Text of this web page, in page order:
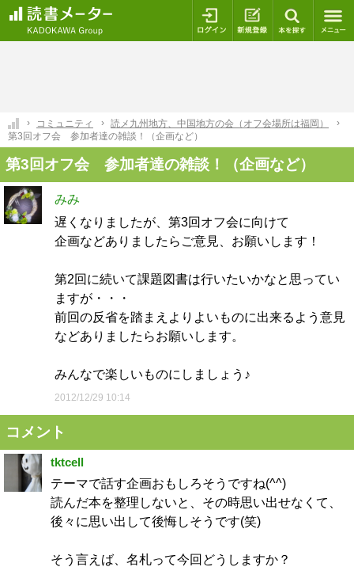
ログイン 新規登録
コミュニティ
読メ九州地方、中国地方の会（オフ会場所は福岡）
第3回オフ会 参加者達の雑談！（企画など）
第3回オフ会 参加者達の雑談！（企画など）
みみ
遅くなりましたが、第3回オフ会に向けて
企画などありましたらご意見、お願いします！
第2回に続いて課題図書は行いたいかなと思ってい
ますが・・・
前回の反省を踏まえよりよいものに出来るよう意見
などありましたらお願いします。
みんなで楽しいものにしましょう♪
2012/12/29 10:14
コメント
tktcell
テーマで話す企画おもしろそうですね(^^)
読んだ本を整理しないと、その時思い出せなくて、
後々に思い出して後悔しそうです(笑)
そう言えば、名札って今回どうしますか？